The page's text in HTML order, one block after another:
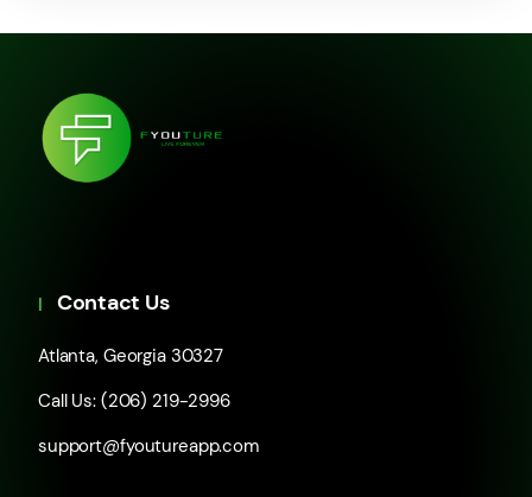
Contact Us
Atlanta, Georgia 30327
Call Us: (206) 219-2996
support@fyoutureapp.com